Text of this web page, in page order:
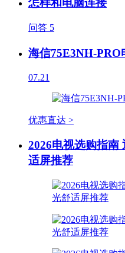
怎样和电脑连接
问答 5
海信75E3NH-PRO
07.21
优惠直达 >
2026电视选购指南
适屏推荐